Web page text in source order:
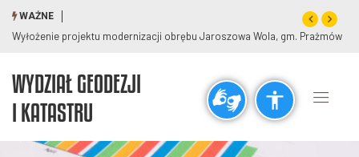
visibility_off title
WAŻNE
Wyłożenie projektu modernizacji obrębu Jaroszowa Wola, gm. Prażmów
WYDZIAŁ GEODEZJI
I KATASTRU